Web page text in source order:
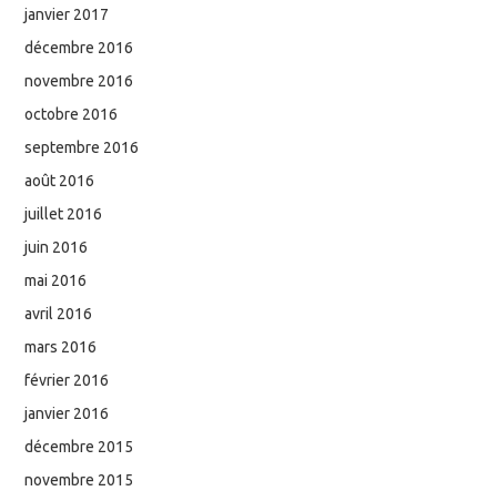
janvier 2017
décembre 2016
novembre 2016
octobre 2016
septembre 2016
août 2016
juillet 2016
juin 2016
mai 2016
avril 2016
mars 2016
février 2016
janvier 2016
décembre 2015
novembre 2015